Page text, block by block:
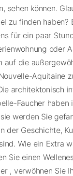
sehen können.
zu finden haben?
für ein paar
oder
auf die
Aquitaine
architektonisch
Faucher haben
werden Sie
der Geschichte,
Wie ein Extra
Sie einen
, verwöhnen Sie